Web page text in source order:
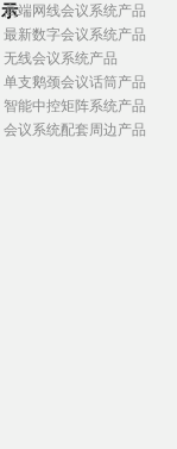
示
高端网线会议系统产品
最新数字会议系统产品
无线会议系统产品
单支鹅颈会议话筒产品
智能中控矩阵系统产品
会议系统配套周边产品